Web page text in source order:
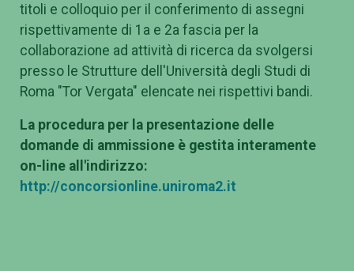
titoli e colloquio per il conferimento di assegni
rispettivamente di 1a e 2a fascia per la
collaborazione ad attività di ricerca da svolgersi
presso le Strutture dell'Università degli Studi di
Roma "Tor Vergata" elencate nei rispettivi bandi.
La procedura per la presentazione delle
domande di ammissione è gestita interamente
on-line all'indirizzo:
http://concorsionline.uniroma2.it